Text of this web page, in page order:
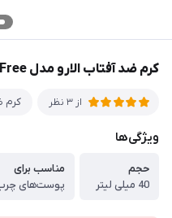
کرم ضد آفتاب الارو مدل Oil Free حجم 40 میلی لیتر
از 3 نظر کرم
ویژگی‌ها
حجم
40 میلی لیتر
مناسب برای
پوست‌های